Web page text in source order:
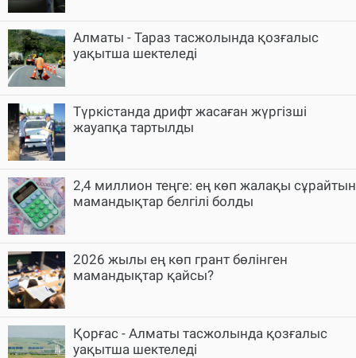
Алматы - Тараз тасжолында қозғалыс
уақытша шектеледі
Түркістанда дрифт жасаған жүргізші
жауапқа тартылды
2,4 миллион теңге: ең көп жалақы сұрайтын
мамандықтар белгілі болды
2026 жылы ең көп грант бөлінген
мамандықтар қайсы?
Қорғас - Алматы тасжолында қозғалыс
уақытша шектеледі